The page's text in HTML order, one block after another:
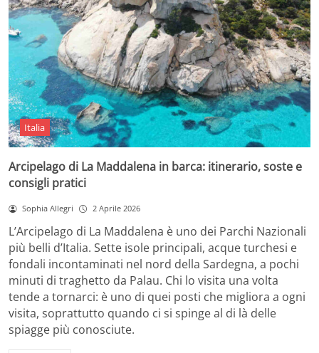
Italia
Arcipelago di La Maddalena in barca: itinerario, soste e
consigli pratici
Sophia Allegri 2 Aprile 2026
L’Arcipelago di La Maddalena è uno dei Parchi Nazionali
più belli d’Italia. Sette isole principali, acque turchesi e
fondali incontaminati nel nord della Sardegna, a pochi
minuti di traghetto da Palau. Chi lo visita una volta
tende a tornarci: è uno di quei posti che migliora a ogni
visita, soprattutto quando ci si spinge al di là delle
spiagge più conosciute.